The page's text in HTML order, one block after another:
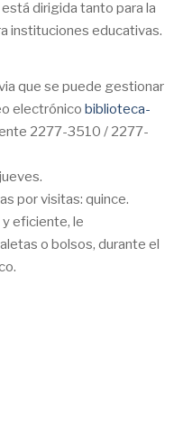
dirigida tanto para la
instituciones educativas.
que se puede gestionar
electrónico biblioteca-
2277-3510 / 2277-
por visitas: quince.
eficiente, le
o bolsos, durante el